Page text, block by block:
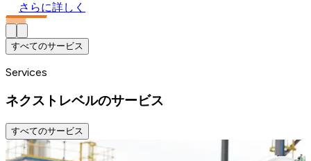
さらに詳しく
すべてのサービス
Services
ネクストレベルのサービス
すべてのサービス